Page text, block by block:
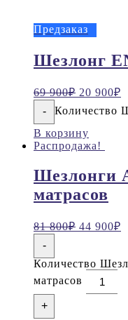
Предзаказ
Шезлонг
69 900₽ 20 900₽
-
Количество
В корзину
Распродажа!
Шезлонги
матрасов
81 800₽ 44 900₽
-
Количество
матрасов
+